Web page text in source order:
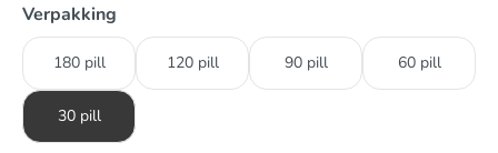
Verpakking
180 pill 120 pill 90 pill 60 pill
30 pill